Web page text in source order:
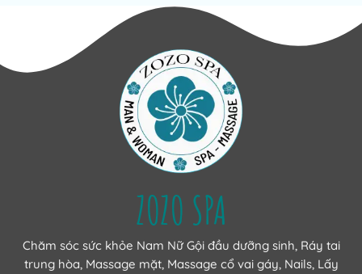
ZOZO SPA
Chăm sóc sức khỏe Nam Nữ Gội đầu dưỡng sinh, Ráy tai
trung hòa, Massage mặt, Massage cổ vai gáy, Nails, Lấy